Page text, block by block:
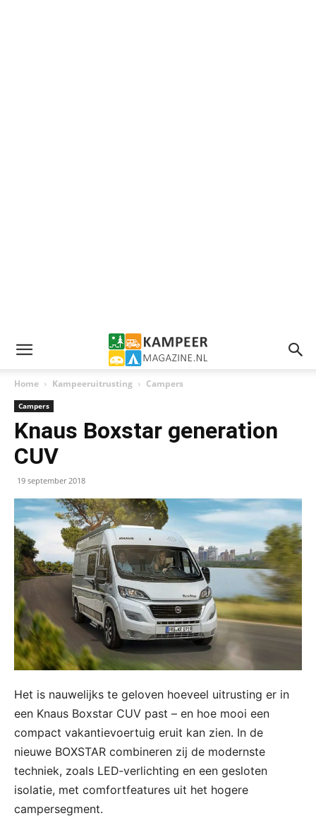
Home Kampeeruitrusting Campers
Campers
Knaus Boxstar generation
CUV
19 september 2018
Het is nauwelijks te geloven hoeveel uitrusting er in
een Knaus Boxstar CUV past – en hoe mooi een
compact vakantievoertuig eruit kan zien. In de
nieuwe BOXSTAR combineren zij de modernste
techniek, zoals LED‐verlichting en een gesloten
isolatie, met comfortfeatures uit het hogere
campersegment.